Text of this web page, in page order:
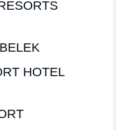
HOTEL